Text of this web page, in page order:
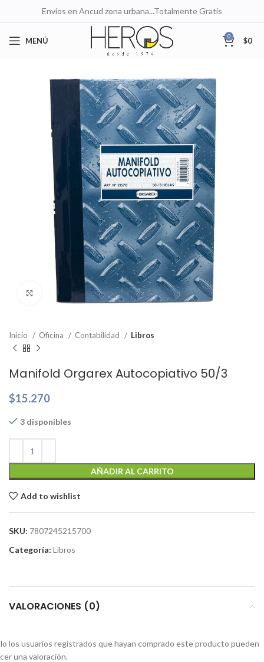
Envíos en Ancud zona urbana...Totalmente Gratis
MENÚ 0 $0
Clic para ampliar
Inicio Oficina Contabilidad Libros
Manifold Orgarex Autocopiativo 50/3
$15.270
3 disponibles
AÑADIR AL CARRITO
Add to wishlist
SKU: 7807245215700
Categoría: Libros
VALORACIONES (0)
los usuarios registrados que hayan comprado este producto pueden
una valoración.